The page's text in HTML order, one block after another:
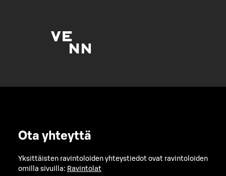
Ota yhteyttä
Yksittäisten ravintoloiden yhteystiedot ovat ravintoloiden
omilla sivuilla: Ravintolat